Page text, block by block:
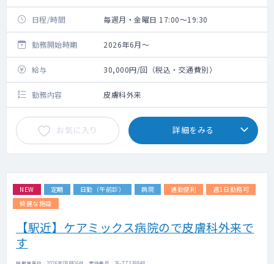
日程/時間 毎週月・金曜日 17:00～19:30
勤務開始時期 2026年6月～
給与 30,000円/回（税込・交通費別）
勤務内容 皮膚科外来
お気に入り 詳細をみる
NEW 定期 日勤（午前診） 病院 通勤便利
週1日勤務可
綺麗な施設
【駅近】ケアミックス病院ので皮膚科外来で
す